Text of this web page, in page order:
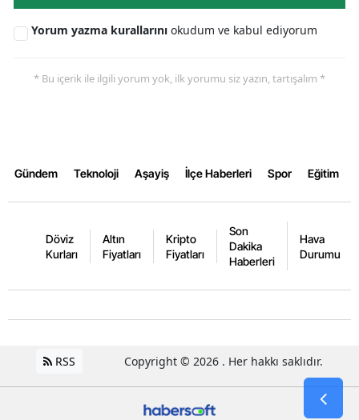
Ardahan
Yorum yazma kurallarını okudum ve kabul ediyorum
* Bu içerik ile ilgili yorum yok, ilk yorumu siz yazın, tartışalım *
Gündem Teknoloji Aşayiş İlçe Haberleri Spor Eğitim
Döviz
Kurları
Altın
Fiyatları
Kripto
Fiyatları
Son
Dakika
Haberleri
Hava
Durumu
RSS Copyright © 2026 . Her hakkı saklıdır.